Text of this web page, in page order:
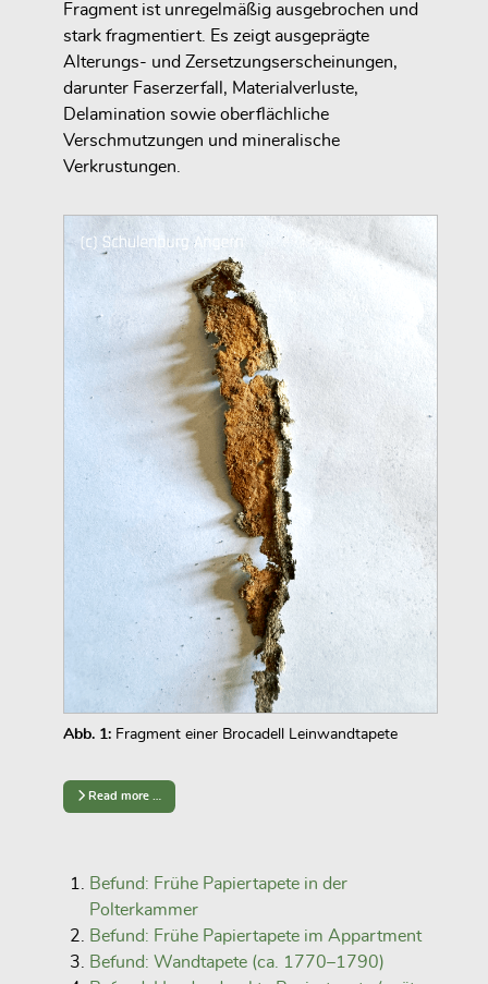
Fragment ist unregelmäßig ausgebrochen und
stark fragmentiert. Es zeigt ausgeprägte
Alterungs- und Zersetzungserscheinungen,
darunter Faserzerfall, Materialverluste,
Delamination sowie oberflächliche
Verschmutzungen und mineralische
Verkrustungen.
Abb. 1: Fragment einer Brocadell Leinwandtapete
Read more …
Befund: Frühe Papiertapete in der
Polterkammer
Befund: Frühe Papiertapete im Appartment
Befund: Wandtapete (ca. 1770–1790)